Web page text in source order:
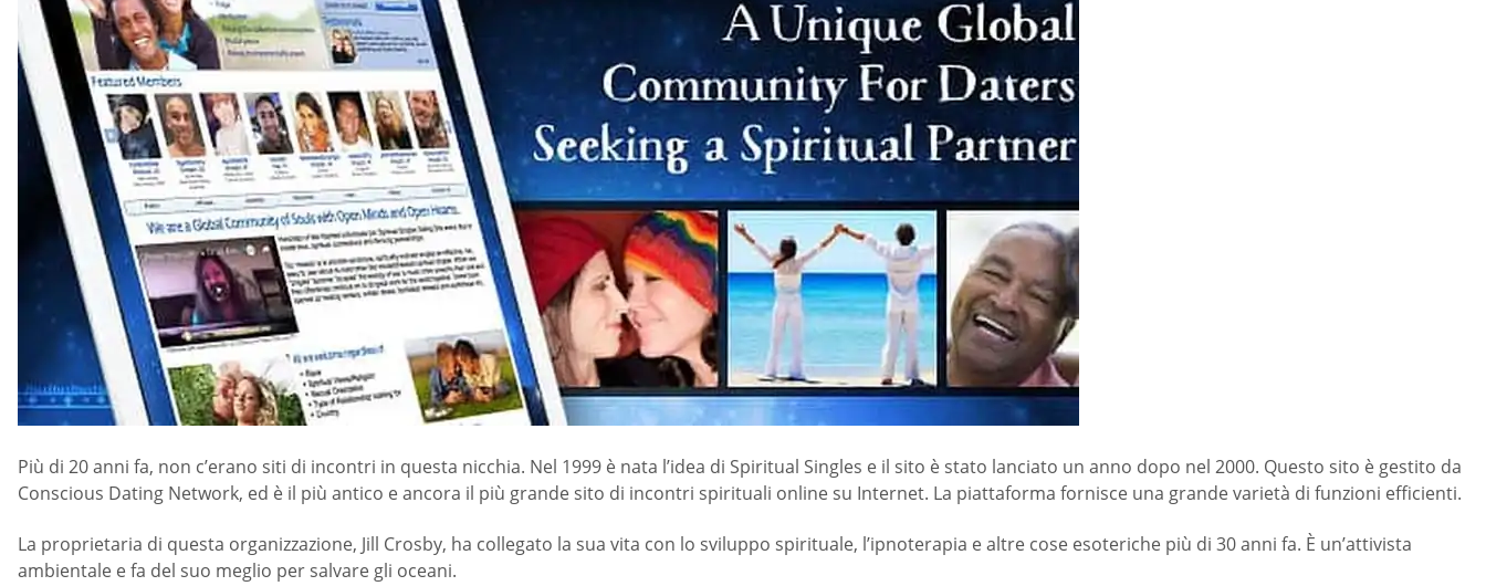
Più di 20 anni fa, non c’erano siti di incontri in questa nicchia. Nel 1999 è nata l’idea di Spiritual Singles e il sito è stato lanciato un anno dopo nel 2000. Questo sito è gestito da
Conscious Dating Network, ed è il più antico e ancora il più grande sito di incontri spirituali online su Internet. La piattaforma fornisce una grande varietà di funzioni efficienti.
La proprietaria di questa organizzazione, Jill Crosby, ha collegato la sua vita con lo sviluppo spirituale, l’ipnoterapia e altre cose esoteriche più di 30 anni fa. È un’attivista
ambientale e fa del suo meglio per salvare gli oceani.